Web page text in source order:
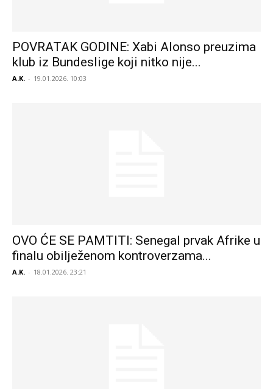
POVRATAK GODINE: Xabi Alonso preuzima
klub iz Bundeslige koji nitko nije...
A.K. - 19.01.2026. 10:03
OVO ĆE SE PAMTITI: Senegal prvak Afrike u
finalu obilježenom kontroverzama...
A.K. - 18.01.2026. 23:21